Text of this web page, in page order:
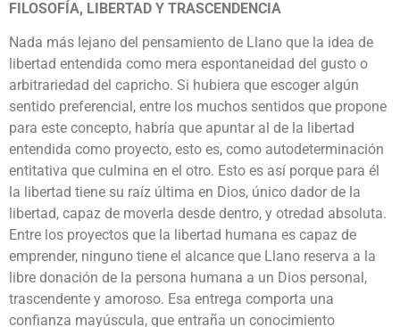
FILOSOFÍA, LIBERTAD Y TRASCENDENCIA
Nada más lejano del pensamiento de Llano que la idea de
libertad entendida como mera espontaneidad del gusto o
arbitrariedad del capricho. Si hubiera que escoger algún
sentido preferencial, entre los muchos sentidos que propone
para este concepto, habría que apuntar al de la libertad
entendida como proyecto, esto es, como autodeterminación
entitativa que culmina en el otro. Esto es así porque para él
la libertad tiene su raíz última en Dios, único dador de la
libertad, capaz de moverla desde dentro, y otredad absoluta.
Entre los proyectos que la libertad humana es capaz de
emprender, ninguno tiene el alcance que Llano reserva a la
libre donación de la persona humana a un Dios personal,
trascendente y amoroso. Esa entrega comporta una
confianza mayúscula, que entraña un conocimiento